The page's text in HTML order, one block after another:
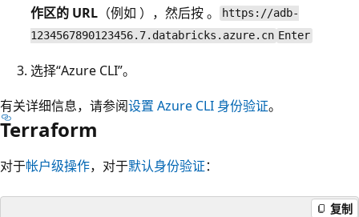
作区的 URL （例如 ），然后按。
https://adb-
1234567890123456.7.databricks.azure.cn Enter
选择“Azure CLI”。
有关详细信息，请参阅设置 Azure CLI 身份验证。
Terraform
对于帐户级操作，对于默认身份验证：
复制